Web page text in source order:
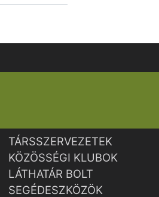
TÁRSSZERVEZETEK
KÖZÖSSÉGI KLUBOK
LÁTHATÁR BOLT
SEGÉDESZKÖZÖK